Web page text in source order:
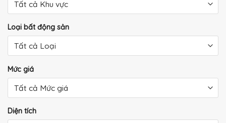
Loại bất động sản
Mức giá
Diện tích